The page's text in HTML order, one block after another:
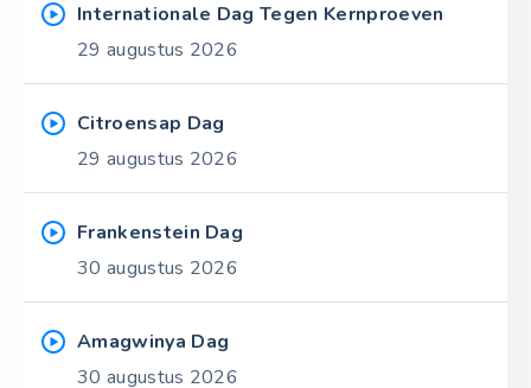
Internationale Dag Tegen Kernproeven
29 augustus 2026
Citroensap Dag
29 augustus 2026
Frankenstein Dag
30 augustus 2026
Amagwinya Dag
30 augustus 2026